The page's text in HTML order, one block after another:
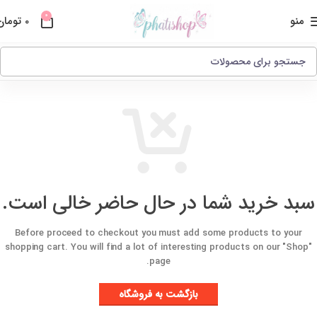
منو 0
0
سبد خرید شما در حال حاضر خالی است.
Before proceed to checkout you must add some products to your
shopping cart. You will find a lot of interesting products on our "Shop"
page.
بازگشت به فروشگاه